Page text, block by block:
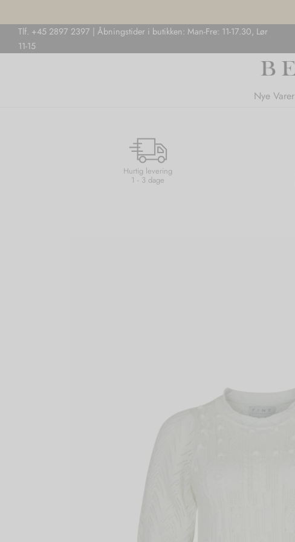
Tlf. +45 2897 2397 | Åbningstider i butikken: Man-Fre: 11-17.30, Lør
11-15
Nye Varer
Hurtig levering
1 - 3 dage